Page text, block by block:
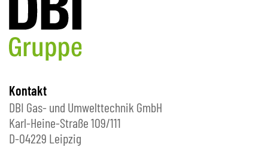
Kontakt
DBI Gas- und Umwelttechnik GmbH
Karl-Heine-Straße 109/111
D-04229 Leipzig